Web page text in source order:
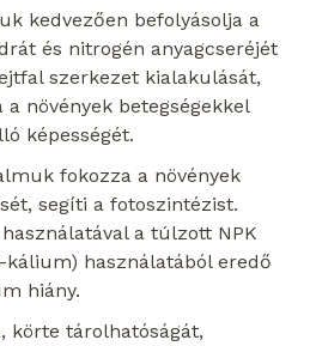
kedvezően befolyásolja a
és nitrogén anyagcseréjét
szerkezet kialakulását,
növények betegségekkel
képességét.
fokozza a növények
segíti a fotoszintézist.
a túlzott NPK
használatából eredő
hiány.
körte tárolhatóságát,